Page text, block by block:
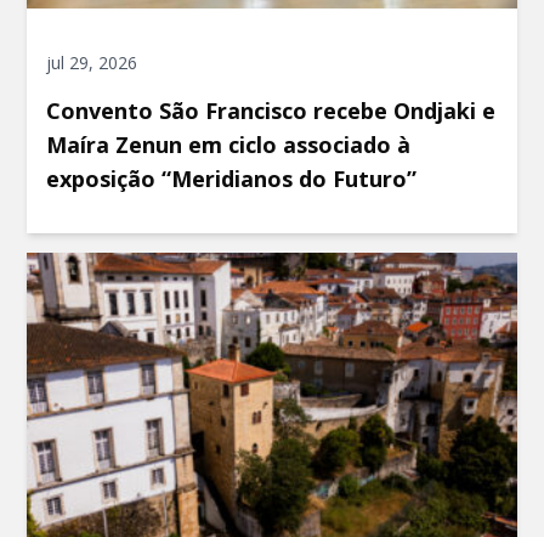
jul 29, 2026
Convento São Francisco recebe Ondjaki e
Maíra Zenun em ciclo associado à
exposição “Meridianos do Futuro”